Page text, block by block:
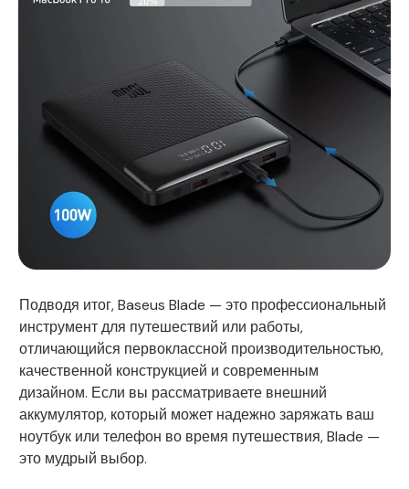
Подводя итог, Baseus Blade — это профессиональный
инструмент для путешествий или работы,
отличающийся первоклассной производительностью,
качественной конструкцией и современным
дизайном. Если вы рассматриваете внешний
аккумулятор, который может надежно заряжать ваш
ноутбук или телефон во время путешествия, Blade —
это мудрый выбор.